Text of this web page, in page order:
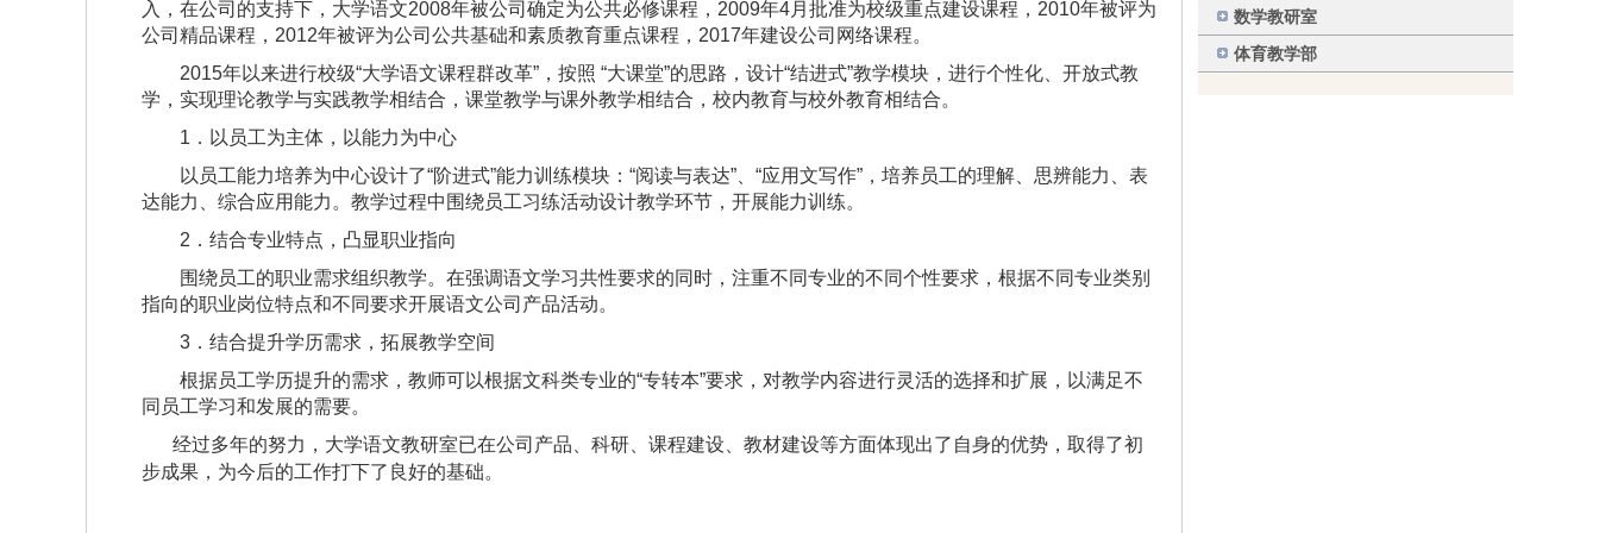
入，在公司的支持下，大学语文2008年被公司确定为公共必修课程，2009年4月批准为校级重点建设课程，2010年被评为
公司精品课程，2012年被评为公司公共基础和素质教育重点课程，2017年建设公司网络课程。
2015年以来进行校级“大学语文课程群改革”，按照 “大课堂”的思路，设计“结进式”教学模块，进行个性化、开放式教
学，实现理论教学与实践教学相结合，课堂教学与课外教学相结合，校内教育与校外教育相结合。
1．以员工为主体，以能力为中心
以员工能力培养为中心设计了“阶进式”能力训练模块：“阅读与表达”、“应用文写作”，培养员工的理解、思辨能力、表
达能力、综合应用能力。教学过程中围绕员工习练活动设计教学环节，开展能力训练。
2．结合专业特点，凸显职业指向
围绕员工的职业需求组织教学。在强调语文学习共性要求的同时，注重不同专业的不同个性要求，根据不同专业类别
指向的职业岗位特点和不同要求开展语文公司产品活动。
3．结合提升学历需求，拓展教学空间
根据员工学历提升的需求，教师可以根据文科类专业的“专转本”要求，对教学内容进行灵活的选择和扩展，以满足不
同员工学习和发展的需要。
经过多年的努力，大学语文教研室已在公司产品、科研、课程建设、教材建设等方面体现出了自身的优势，取得了初
步成果，为今后的工作打下了良好的基础。
数学教研室
体育教学部